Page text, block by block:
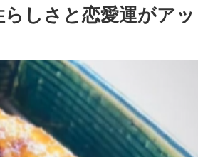
しさと恋愛運がアッ